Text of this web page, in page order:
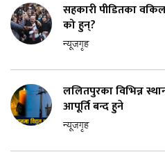
सहकारी पीडितका
को हुन्?
न्यूजगृह
ललितपुरका विभिन्न
आपूर्ति बन्द हुने
न्यूजगृह